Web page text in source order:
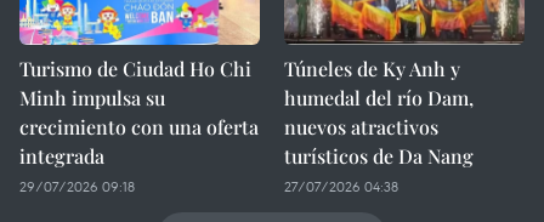
Turismo de Ciudad Ho Chi
Minh impulsa su
crecimiento con una oferta
integrada
29/07/2026 09:18
Túneles de Ky Anh y
humedal del río Dam,
nuevos atractivos
turísticos de Da Nang
27/07/2026 04:38